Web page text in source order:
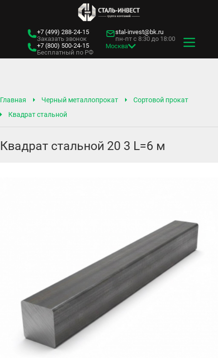
+7 (499) 288-24-15
Заказать звонок
+7 (800) 500-24-15
Бесплатный по РФ
stal-invest@bk.ru
пн-пт с 8:30 до 18:00
Москва
Главная Черный металлопрокат
Сортовой прокат
Квадрат стальной
Квадрат стальной 20 3 L=6 м